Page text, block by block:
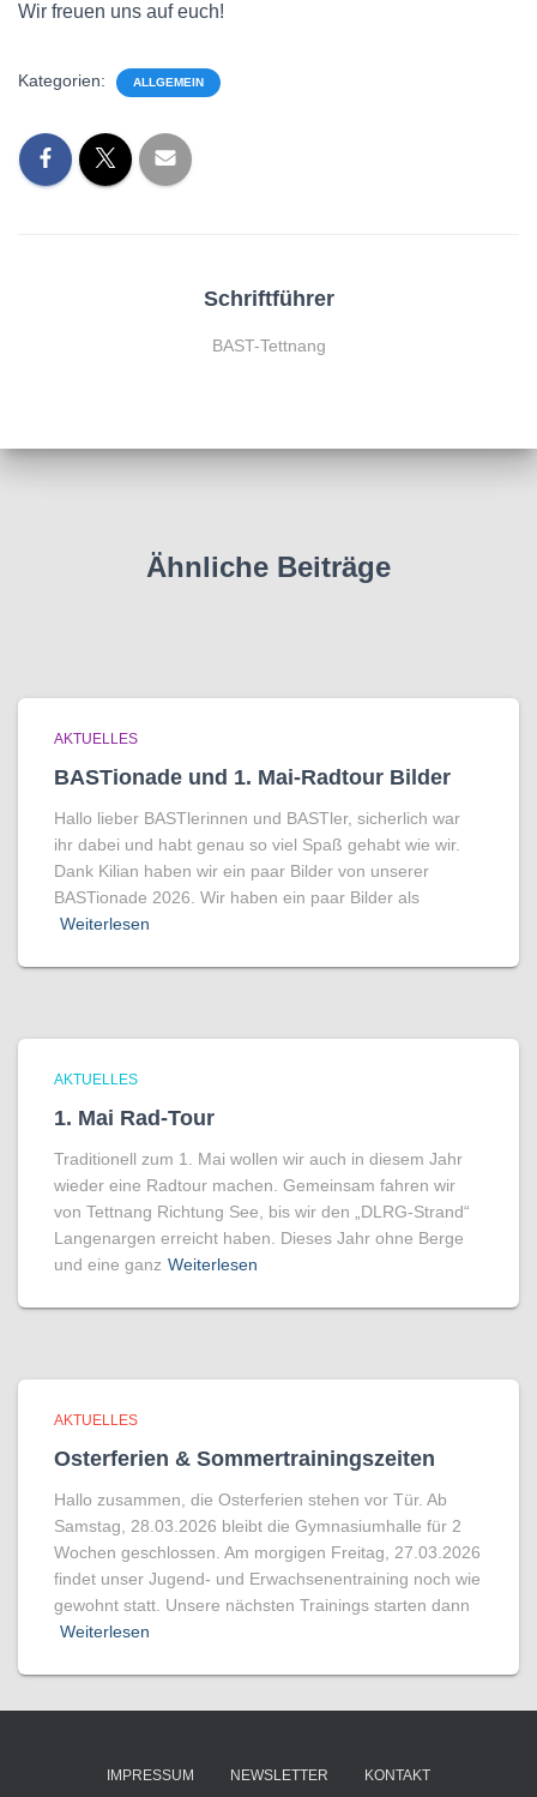
Wir freuen uns auf euch!
Kategorien: ALLGEMEIN
Schriftführer
BAST-Tettnang
Ähnliche Beiträge
AKTUELLES
BASTionade und 1. Mai-Radtour Bilder
Hallo lieber BASTlerinnen und BASTler, sicherlich war
ihr dabei und habt genau so viel Spaß gehabt wie wir.
Dank Kilian haben wir ein paar Bilder von unserer
BASTionade 2026. Wir haben ein paar Bilder als
Weiterlesen
AKTUELLES
1. Mai Rad-Tour
Traditionell zum 1. Mai wollen wir auch in diesem Jahr
wieder eine Radtour machen. Gemeinsam fahren wir
von Tettnang Richtung See, bis wir den „DLRG-Strand“
Langenargen erreicht haben. Dieses Jahr ohne Berge
und eine ganz Weiterlesen
AKTUELLES
Osterferien & Sommertrainingszeiten
Hallo zusammen, die Osterferien stehen vor Tür. Ab
Samstag, 28.03.2026 bleibt die Gymnasiumhalle für 2
Wochen geschlossen. Am morgigen Freitag, 27.03.2026
findet unser Jugend- und Erwachsenentraining noch wie
gewohnt statt. Unsere nächsten Trainings starten dann
Weiterlesen
IMPRESSUM NEWSLETTER KONTAKT